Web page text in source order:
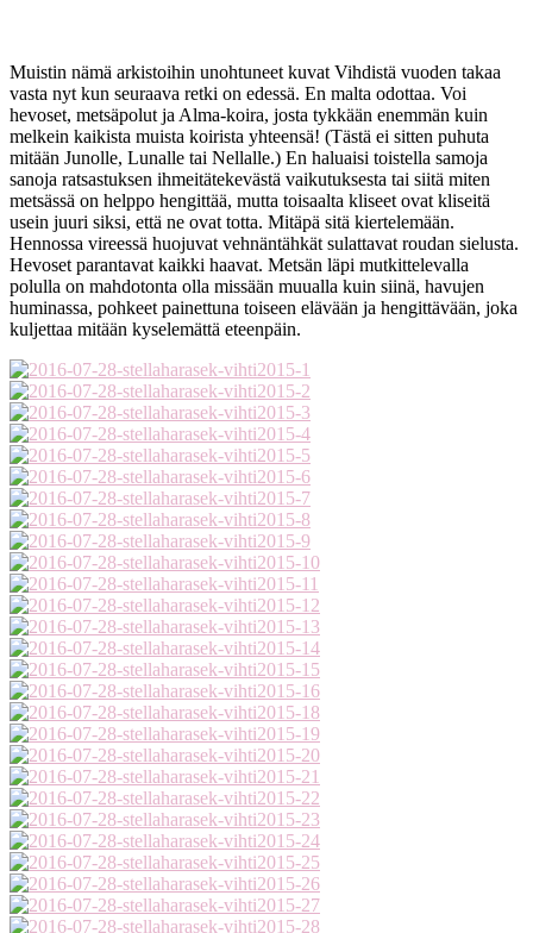
Muistin nämä arkistoihin unohtuneet kuvat Vihdistä vuoden takaa
vasta nyt kun seuraava retki on edessä. En malta odottaa. Voi
hevoset, metsäpolut ja Alma-koira, josta tykkään enemmän kuin
melkein kaikista muista koirista yhteensä! (Tästä ei sitten puhuta
mitään Junolle, Lunalle tai Nellalle.) En haluaisi toistella samoja
sanoja ratsastuksen ihmeitätekevästä vaikutuksesta tai siitä miten
metsässä on helppo hengittää, mutta toisaalta kliseet ovat kliseitä
usein juuri siksi, että ne ovat totta. Mitäpä sitä kiertelemään.
Hennossa vireessä huojuvat vehnäntähkät sulattavat roudan sielusta.
Hevoset parantavat kaikki haavat. Metsän läpi mutkittelevalla
polulla on mahdotonta olla missään muualla kuin siinä, havujen
huminassa, pohkeet painettuna toiseen elävään ja hengittävään, joka
kuljettaa mitään kyselemättä eteenpäin.